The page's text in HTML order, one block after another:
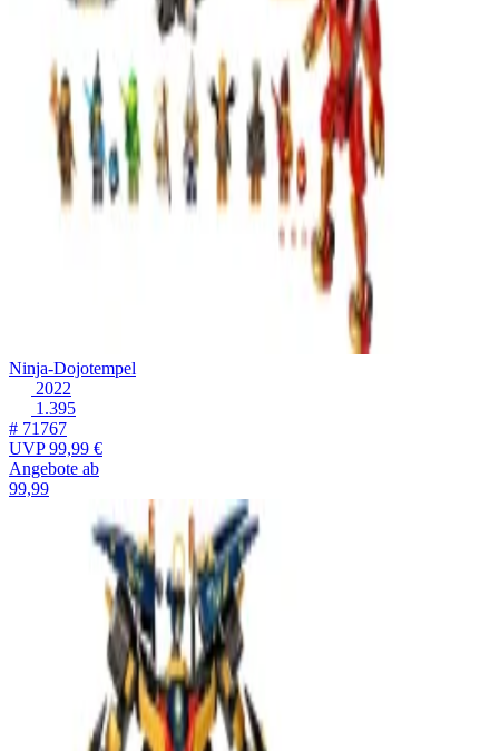
Ninja-Dojotempel
2022
1.395
# 71767
UVP99,99 €
Angebote ab
99,99